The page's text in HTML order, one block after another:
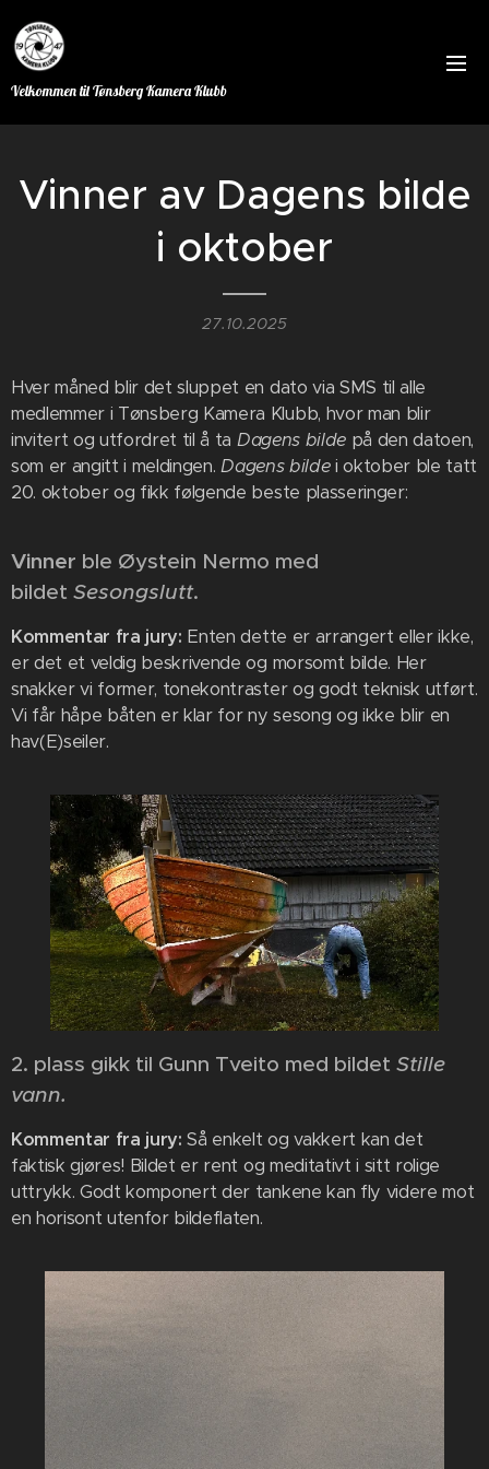
Velkommen til Tønsberg Kamera Klubb
Vinner av Dagens bilde
i oktober
27.10.2025
Hver måned blir det sluppet en dato via SMS til alle
medlemmer i Tønsberg Kamera Klubb, hvor man blir
invitert og utfordret til å ta Dagens bildepå den datoen,
som er angitt i meldingen.Dagens bildei oktober ble tatt
20. oktober og fikk følgende beste plasseringer:
Vinner ble Øystein Nermo med
bildet Sesongslutt.
Kommentar fra jury: Enten dette er arrangert eller ikke,
er det et veldig beskrivende og morsomt bilde. Her
snakker vi former, tonekontraster og godt teknisk utført.
Vi får håpe båten er klar for ny sesong og ikke blir en
hav(E)seiler.
2. plass gikk til Gunn Tveito med bildet Stille
vann.
Kommentar fra jury:Så enkelt og vakkert kan det
faktisk gjøres! Bildet er rent og meditativt i sitt rolige
uttrykk. Godt komponert der tankene kan fly videre mot
en horisont utenfor bildeflaten.